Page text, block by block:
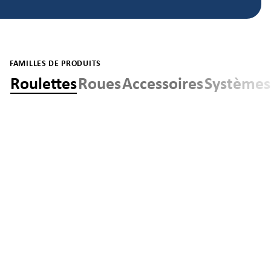
FAMILLES DE PRODUITS
RoulettesRouesAccessoires